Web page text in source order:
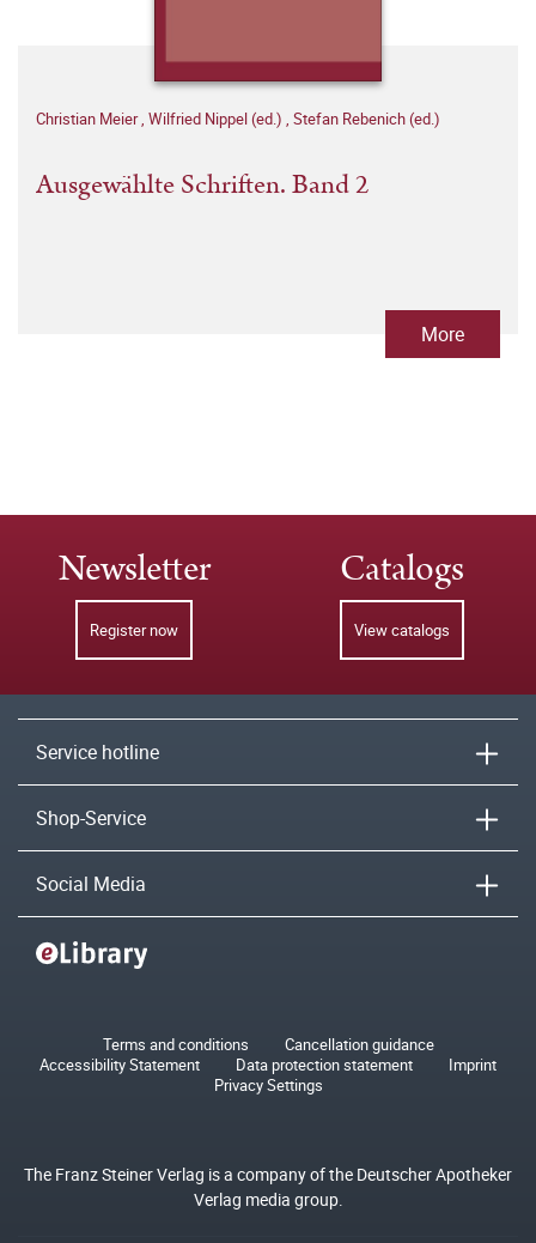
Christian Meier, Wilfried Nippel (ed.) , Stefan Rebenich (ed.)
Ausgewählte Schriften. Band 2
More
Newsletter
Register now
Catalogs
View catalogs
Service hotline
Shop-Service
Social Media
Terms and conditions
Cancellation guidance
Accessibility Statement
Data protection statement
Imprint
Privacy Settings
The Franz Steiner Verlag is a company of the Deutscher Apotheker
Verlag media group.